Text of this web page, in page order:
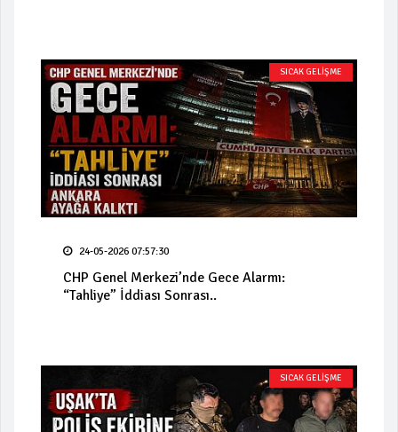
SICAK GELİŞME
24-05-2026 07:57:30
CHP Genel Merkezi’nde Gece Alarmı:
“Tahliye” İddiası Sonrası..
SICAK GELİŞME